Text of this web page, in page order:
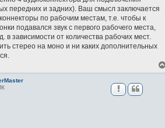
передних и задних). Ваш смысл заключается
по рабочим местам, т.е. чтобы к
подавался звук с первого рабочего места,
в зависимости от количества рабочих мест.
стерео на моно и ни каких дополнительных